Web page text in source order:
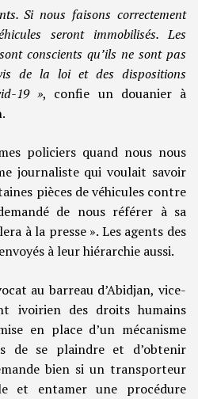
Si nous faisons correctement
seront immobilisés. Les
conscients qu’ils ne sont pas
de la loi et des dispositions
19 », confie un douanier à
policiers quand nous nous
journaliste qui voulait savoir
pièces de véhicules contre
de nous référer à sa
à la presse ». Les agents des
à leur hiérarchie aussi.
au barreau d’Abidjan, vice-
ivoirien des droits humains
en place d’un mécanisme
de se plaindre et d’obtenir
bien si un transporteur
et entamer une procédure